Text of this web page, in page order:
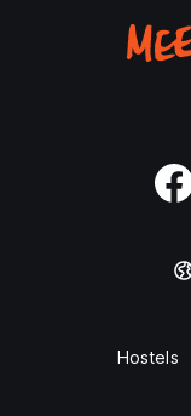
Hostels